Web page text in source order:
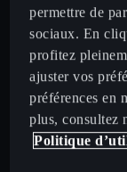
1.5 eTSI
permettre de
sociaux. En
profitez
ajuster vos
préférences en
plus, consultez
Politique